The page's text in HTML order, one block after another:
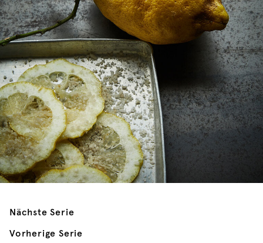
Nächste Serie
Vorherige Serie